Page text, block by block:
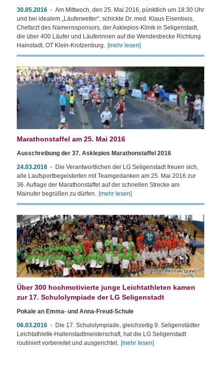
30.05.2016
Am Mittwoch, den 25. Mai 2016, pünktlich um 18:30 Uhr
und bei idealem „Läuferwetter“, schickte Dr. med. Klaus Eisenbeis,
Chefarzt des Namenssponsors, der Asklepios-Klinik in Seligenstadt,
die über 400 Läufer und Läuferinnen auf die Wendestrecke Richtung
Hainstadt, OT Klein-Krotzenburg. [mehr lesen]
Marathonstaffel am 25. Mai 2016
Ausschreibung der 37. Asklepios Marathonstaffel 2016
24.03.2016
Die Verantwortlichen der LG Seligenstadt freuen sich,
alle Laufsportbegeisterten mit Teamgedanken am 25. Mai 2016 zur
36. Auflage der Marathonstaffel auf der schnellen Strecke am
Mainufer begrüßen zu dürfen. [mehr lesen]
Armin Wronski (paw)
Über 300 hochmotivierte junge Leichtathleten kamen
zur 17. Schulolympiade der LG Seligenstadt
Pokale an Emma- und Anna-Freud-Schule
06.03.2016
Die 17. Schulolympiade, gleichzeitig 9. Seligenstädter
Leichtathletik-Hallenstadtmeisterschaft, hat die LG Seligenstadt
routiniert vorbereitet und ausgerichtet. [mehr lesen]